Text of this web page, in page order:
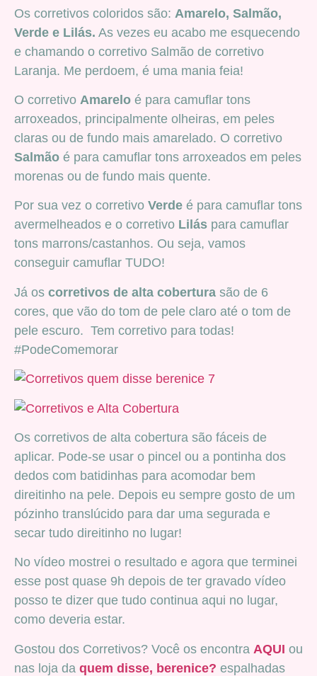
Os corretivos coloridos são: Amarelo, Salmão,
Verde e Lilás. As vezes eu acabo me esquecendo
e chamando o corretivo Salmão de corretivo
Laranja. Me perdoem, é uma mania feia!
O corretivo Amarelo é para camuflar tons
arroxeados, principalmente olheiras, em peles
claras ou de fundo mais amarelado. O corretivo
Salmão é para camuflar tons arroxeados em peles
morenas ou de fundo mais quente.
Por sua vez o corretivo Verde é para camuflar tons
avermelheados e o corretivo Lilás para camuflar
tons marrons/castanhos. Ou seja, vamos
conseguir camuflar TUDO!
Já os corretivos de alta cobertura são de 6
cores, que vão do tom de pele claro até o tom de
pele escuro. Tem corretivo para todas!
#PodeComemorar
Os corretivos de alta cobertura são fáceis de
aplicar. Pode-se usar o pincel ou a pontinha dos
dedos com batidinhas para acomodar bem
direitinho na pele. Depois eu sempre gosto de um
pózinho translúcido para dar uma segurada e
secar tudo direitinho no lugar!
No vídeo mostrei o resultado e agora que terminei
esse post quase 9h depois de ter gravado vídeo
posso te dizer que tudo continua aqui no lugar,
como deveria estar.
Gostou dos Corretivos? Você os encontra AQUI ou
nas loja da quem disse, berenice? espalhadas